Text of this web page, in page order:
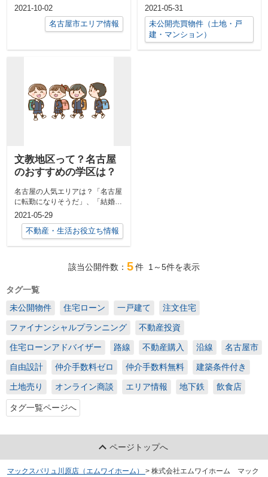
されます！！ 2020...
2021-10-02
名古屋市エリア情報
全１５邸全ての住戸が１００㎡越
え！！最大...
2021-05-31
未公開売買物件（土地・戸
建・マンション）
文教地区って？名古屋
のおすすめの学区は？
名古屋の人気エリアは？「名古屋
に転勤になりそうだ」、「結婚し
て新居を名古屋で探そうと思って
いる」、「...
2021-05-29
不動産・生活お役立ち情報
該当公開件数： 5件 1～5件を表示
タグ一覧
未公開物件
住宅ローン 一戸建て 注文住宅
ファイナンシャルプランニング 不動産投資
住宅ローンアドバイザー 路線 不動産購入 沿線 名古屋市
自由設計 仲介手数料ゼロ 仲介手数料無料 建築条件付き
土地売り オンライン商談 エリア情報 地下鉄 飲食店
タグ一覧ページへ
ページトップへ
マックスバリュ川原店（エムワイホーム） > 株式会社エムワイホーム マック